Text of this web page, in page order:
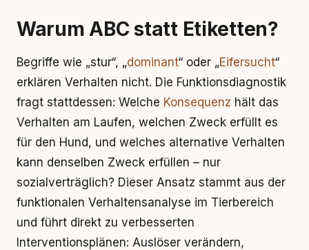
Warum ABC statt Etiketten?
Begriffe wie „stur“, „dominant“ oder „Eifersucht“
erklären Verhalten nicht. Die Funktionsdiagnostik
fragt stattdessen: Welche Konsequenz hält das
Verhalten am Laufen, welchen Zweck erfüllt es
für den Hund, und welches alternative Verhalten
kann denselben Zweck erfüllen – nur
sozialverträglich? Dieser Ansatz stammt aus der
funktionalen Verhaltensanalyse im Tierbereich
und führt direkt zu verbesserten
Interventionsplänen: Auslöser verändern,